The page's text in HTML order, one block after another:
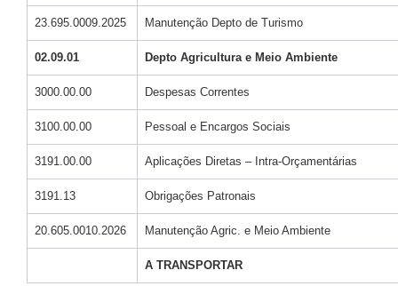
23.695.0009.2025 Manutenção Depto de Turismo
02.09.01 Depto Agricultura e Meio Ambiente
3000.00.00 Despesas Correntes
3100.00.00 Pessoal e Encargos Sociais
3191.00.00 Aplicações Diretas – Intra-Orçamentárias
3191.13 Obrigações Patronais
20.605.0010.2026 Manutenção Agric. e Meio Ambiente
A TRANSPORTAR